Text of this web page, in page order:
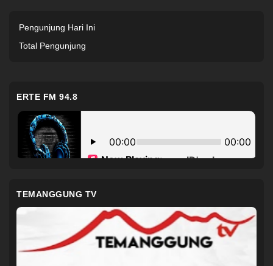
Pengunjung Hari Ini
Total Pengunjung
ERTE FM 94.8
TEMANGGUNG TV